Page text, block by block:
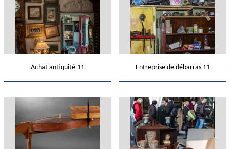
Achat antiquité 11 Entreprise de débarras 11